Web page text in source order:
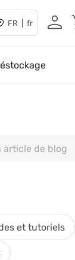
FR | fr
et tutoriels